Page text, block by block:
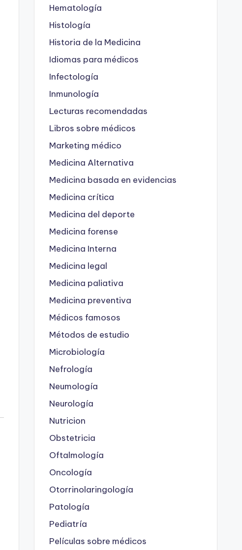
Hematología
Histología
Historia de la Medicina
Idiomas para médicos
Infectología
Inmunología
Lecturas recomendadas
Libros sobre médicos
Marketing médico
Medicina Alternativa
Medicina basada en evidencias
Medicina crítica
Medicina del deporte
Medicina forense
Medicina Interna
Medicina legal
Medicina paliativa
Medicina preventiva
Médicos famosos
Métodos de estudio
Microbiología
Nefrología
Neumología
Neurología
Nutricion
Obstetricia
Oftalmología
Oncología
Otorrinolaringología
Patología
Pediatría
Películas sobre médicos